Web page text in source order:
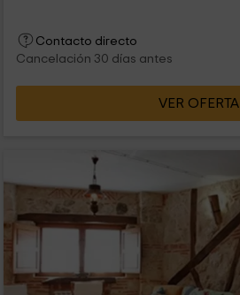
Contacto directo
Cancelación 30 días antes
VER OFERTA